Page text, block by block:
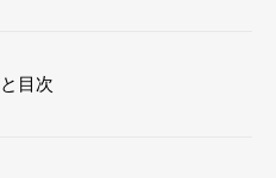
目次